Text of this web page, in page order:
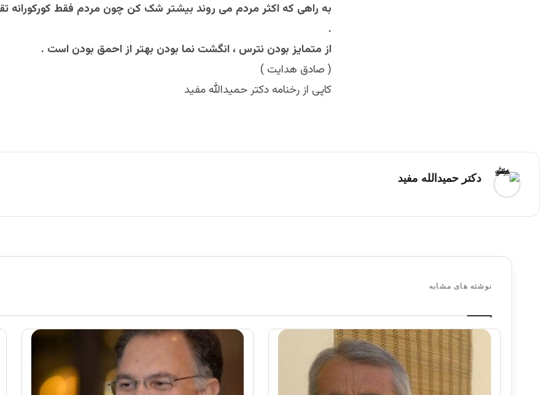
به راهی که اکثر مردم می روند بیشتر شک کن چون مردم فقط کورکورانه
.
از متمایز بودن نترس ، انگشت نما بودن بهتر از احمق بودن است .
( صادق هدایت )
کاپی از رخنامه دکتر حمیدالله مفید
دکتر حمیدالله مفید
نوشته های مشابه